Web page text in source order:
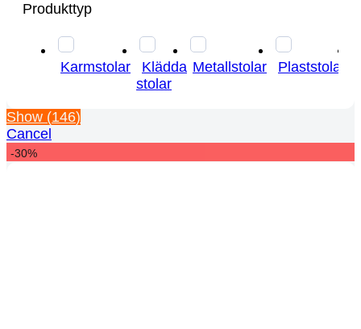
Produkttyp
Karmstolar
Klädda
stolar
Metallstolar Plaststolar
Show (146)
Cancel
-30%